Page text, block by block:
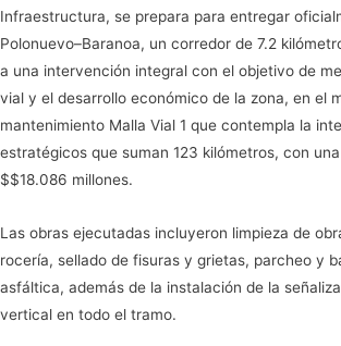
Infraestructura, se prepara para entregar
Polonuevo–Baranoa, un corredor de 7.2
a una intervención integral con el objetivo de
vial y el desarrollo económico de la zona, en el
mantenimiento Malla Vial 1 que contempla la
estratégicos que suman 123 kilómetros, con
$$18.086 millones.
Las obras ejecutadas incluyeron limpieza de
rocería, sellado de fisuras y grietas, parcheo y
asfáltica, además de la instalación de la
vertical en todo el tramo.